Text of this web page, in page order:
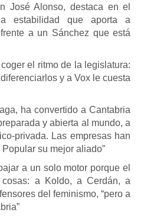
José Alonso, destaca en el
estabilidad que aporta a
a un Sánchez que está
el ritmo de la legislatura:
y a Vox le cuesta
ha convertido a Cantabria
y abierta al mundo, a
privada. Las empresas han
su mejor aliado”
a un solo motor porque el
a Koldo, a Cerdán, a
del feminismo, “pero a